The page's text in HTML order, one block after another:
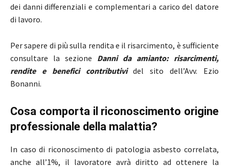
dei danni differenziali e complementari a carico del datore
di lavoro.
Per sapere di più sulla rendita e il risarcimento, è sufficiente
consultare la sezione Danni da amianto: risarcimenti,
rendite e benefici contributividel sito dell’Avv. Ezio
Bonanni.
Cosa comporta il riconoscimento origine
professionale della malattia?
In caso di riconoscimento di patologia asbesto correlata,
anche all’1%, il lavoratore avrà diritto ad ottenere la